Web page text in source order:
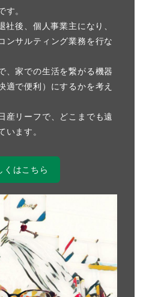
。
後、個人事業主になり、
ンサルティング業務を行な
、家での生活を繋がる機器
適で便利）にするかを考え
産リーフで、どこまでも遠
います。
くはこちら